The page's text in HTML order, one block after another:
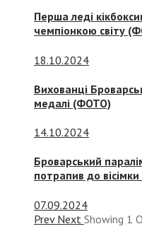
Перша леді
чемпіонкою світу
18.10.2024
Вихованці
медалі (ФОТО)
14.10.2024
Броварський
потрапив до
07.09.2024
Prev Next Showing 1